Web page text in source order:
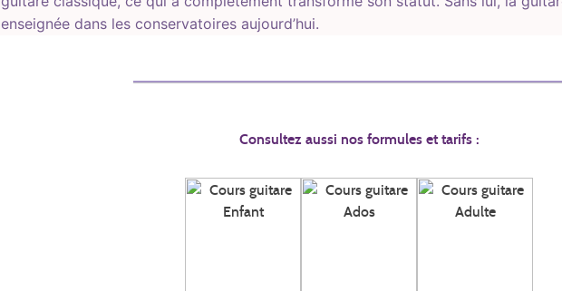
enseignée dans les conservatoires aujourd’hui.
Consultez aussi nos formules et tarifs :